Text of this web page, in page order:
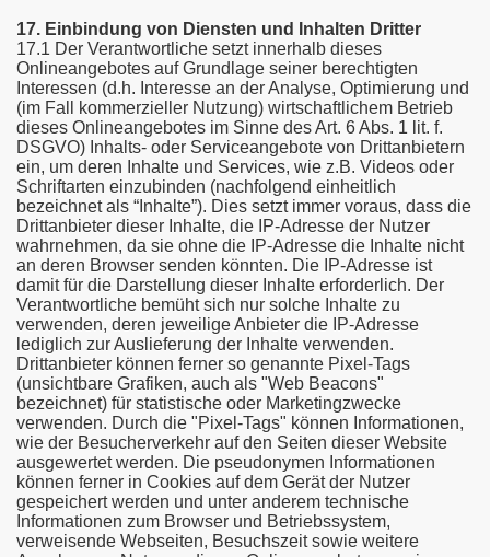
17. Einbindung von Diensten und Inhalten Dritter
17.1 Der Verantwortliche setzt innerhalb dieses
Onlineangebotes auf Grundlage seiner berechtigten
Interessen (d.h. Interesse an der Analyse, Optimierung und
(im Fall kommerzieller Nutzung) wirtschaftlichem Betrieb
dieses Onlineangebotes im Sinne des Art. 6 Abs. 1 lit. f.
DSGVO) Inhalts- oder Serviceangebote von Drittanbietern
ein, um deren Inhalte und Services, wie z.B. Videos oder
Schriftarten einzubinden (nachfolgend einheitlich
bezeichnet als “Inhalte”). Dies setzt immer voraus, dass die
Drittanbieter dieser Inhalte, die IP-Adresse der Nutzer
wahrnehmen, da sie ohne die IP-Adresse die Inhalte nicht
an deren Browser senden könnten. Die IP-Adresse ist
damit für die Darstellung dieser Inhalte erforderlich. Der
Verantwortliche bemüht sich nur solche Inhalte zu
verwenden, deren jeweilige Anbieter die IP-Adresse
lediglich zur Auslieferung der Inhalte verwenden.
Drittanbieter können ferner so genannte Pixel-Tags
(unsichtbare Grafiken, auch als "Web Beacons"
bezeichnet) für statistische oder Marketingzwecke
verwenden. Durch die "Pixel-Tags" können Informationen,
wie der Besucherverkehr auf den Seiten dieser Website
ausgewertet werden. Die pseudonymen Informationen
können ferner in Cookies auf dem Gerät der Nutzer
gespeichert werden und unter anderem technische
Informationen zum Browser und Betriebssystem,
verweisende Webseiten, Besuchszeit sowie weitere